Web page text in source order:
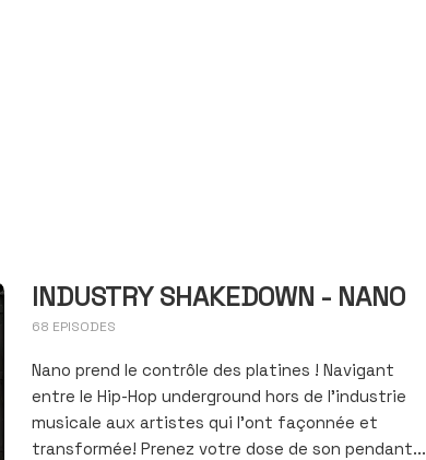
INDUSTRY SHAKEDOWN - NANO
68 EPISODES
Nano prend le contrôle des platines ! Navigant
entre le Hip-Hop underground hors de l’industrie
musicale aux artistes qui l’ont façonnée et
transformée! Prenez votre dose de son pendant...